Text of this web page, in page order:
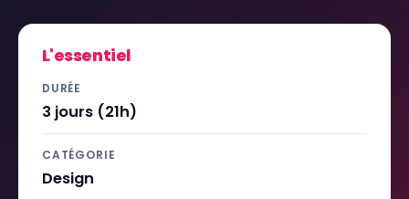
L'essentiel
DURÉE
3 jours (21h)
CATÉGORIE
Design